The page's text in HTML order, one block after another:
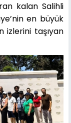
kalan Salihli
en büyük
izlerini taşıyan